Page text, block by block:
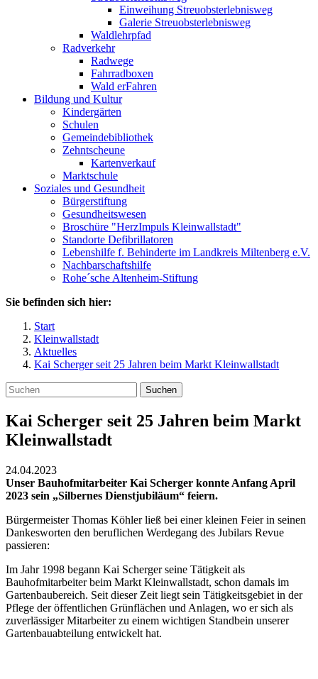
Einweihung Streuobsterlebnisweg
Galerie Streuobsterlebnisweg
Waldlehrpfad
Radverkehr
Radwege
Fahrradboxen
Wald erFahren
Bildung und Kultur
Kindergärten
Schulen
Gemeindebibliothek
Zehntscheune
Kartenverkauf
Marktschule
Soziales und Gesundheit
Bürgerstiftung
Gesundheitswesen
Broschüre "HerzImpuls Kleinwallstadt"
Standorte Defibrillatoren
Lebenshilfe f. Behinderte im Landkreis Miltenberg e.V.
Nachbarschaftshilfe
Rohe´sche Altenheim-Stiftung
Sie befinden sich hier:
Start
Kleinwallstadt
Aktuelles
Kai Scherger seit 25 Jahren beim Markt Kleinwallstadt
Suchen
Kai Scherger seit 25 Jahren beim Markt
Kleinwallstadt
24.04.2023
Unser Bauhofmitarbeiter Kai Scherger konnte Anfang April
2023 sein „Silbernes Dienstjubiläum“ feiern.
Bürgermeister Thomas Köhler ließ bei einer kleinen Feier in seinen
Dankesworten den beruflichen Werdegang des Jubilars Revue
passieren:
Im Jahr 1998 begann Kai Scherger seine Tätigkeit als
Bauhofmitarbeiter beim Markt Kleinwallstadt, schon damals im
Gartenbaubereich. Seit dieser Zeit liegt sein Tätigkeitsgebiet in der
Pflege der öffentlichen Grünflächen und Anlagen, wo er sich als
zuverlässiger Mitarbeiter zu einem wichtigen Standbein unserer
Gartenbauabteilung entwickelt hat.